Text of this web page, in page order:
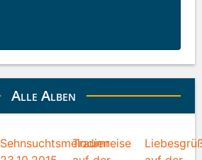
Alle Alben
Sehnsuchtsmelodien
Traumreise